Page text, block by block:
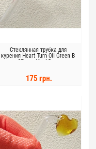
Стеклянная трубка для
курения Heart Turn Oil Green В
- 27 мм. Ш - 15 мм.
175 грн.